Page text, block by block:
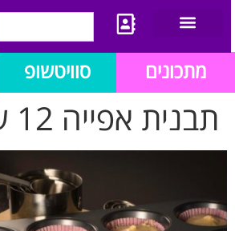
מתכונים סוויטשופ
תבנית אפייה 12 שקעים